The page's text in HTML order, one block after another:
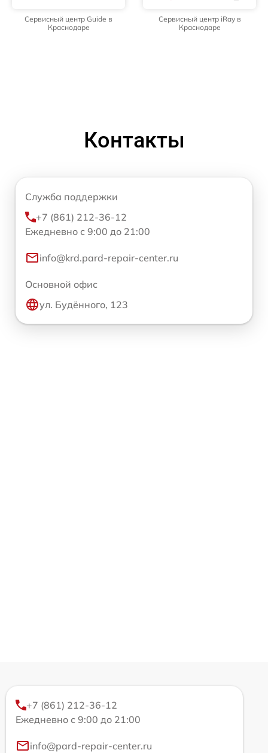
Сервисный центр Guide в
Краснодаре
Сервисный центр iRay в
Краснодаре
Контакты
Служба поддержки
+7 (861) 212-36-12
Ежедневно с 9:00 до 21:00
info@krd.pard-repair-center.ru
Основной офис
ул. Будённого, 123
+7 (861) 212-36-12
Ежедневно с 9:00 до 21:00
info@pard-repair-center.ru